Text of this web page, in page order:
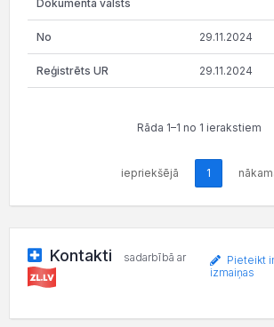
29.11.2024
29.11.2024
Rāda 1–1 no 1 ierakstiem
iepriekšējā 1
Kontakti sadarbībā ar
Pieteikt
izmaiņas